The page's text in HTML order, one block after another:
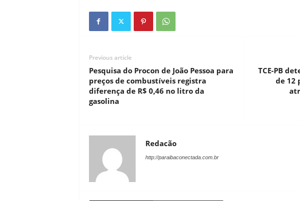
Previous article
Pesquisa do Procon de João Pessoa para
preços de combustíveis registra
diferença de R$ 0,46 no litro da
gasolina
TCE-PB
de 12
Redacão
http://paraibaconectada.com.br